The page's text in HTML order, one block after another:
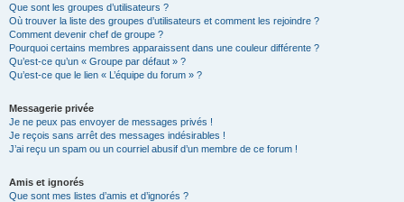
Que sont les groupes d’utilisateurs ?
Où trouver la liste des groupes d’utilisateurs et comment les rejoindre ?
Comment devenir chef de groupe ?
Pourquoi certains membres apparaissent dans une couleur différente ?
Qu’est-ce qu’un « Groupe par défaut » ?
Qu’est-ce que le lien « L’équipe du forum » ?
Messagerie privée
Je ne peux pas envoyer de messages privés !
Je reçois sans arrêt des messages indésirables !
J’ai reçu un spam ou un courriel abusif d’un membre de ce forum !
Amis et ignorés
Que sont mes listes d’amis et d’ignorés ?